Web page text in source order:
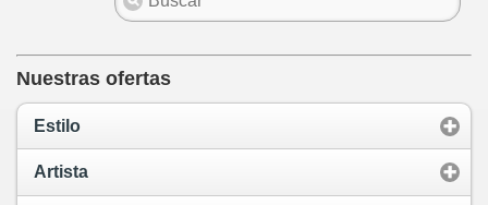
Nuestras ofertas
Estilo
Artista